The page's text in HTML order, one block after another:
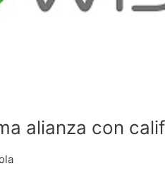
alianza con